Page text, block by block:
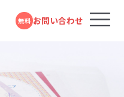
無料 お問い合わせ
担で完全マンツーマンの
受けられる教室